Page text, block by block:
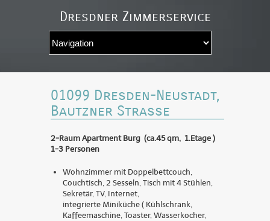
Dresdner Zimmerservice
auswÃ¤hlen
01099 Dresden-Neustadt,
Bautzner Strasse
2-Raum Apartment Burg (ca.45 qm, 1.Etage )
1-3 Personen
Wohnzimmer mit Doppelbettcouch,
Couchtisch, 2 Sesseln, Tisch mit 4 Stühlen,
Sekretär, TV, Internet,
integrierte Miniküche ( Kühlschrank,
Kaffeemaschine, Toaster, Wasserkocher,